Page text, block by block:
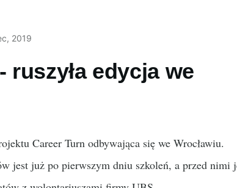
2019
ruszyła edycja we
Career Turn odbywająca się we Wrocławiu.
jest już po pierwszym dniu szkoleń, a przed nimi